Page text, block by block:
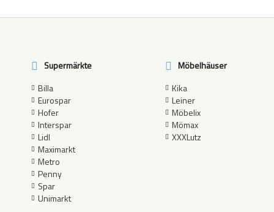
Supermärkte
Billa
Eurospar
Hofer
Interspar
Lidl
Maximarkt
Metro
Penny
Spar
Unimarkt
Möbelhäuser
Kika
Leiner
Möbelix
Mömax
XXXLutz